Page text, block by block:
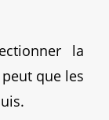
la
que les